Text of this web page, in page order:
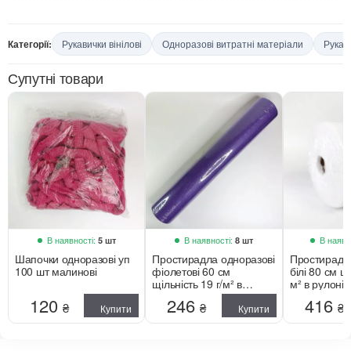
Категорії: Рукавички вінілові Одноразові витратні матеріали
Супутні товари
В наявності: 5 шт
Шапочки одноразові уп
100 шт малинові
120 ₴ Купити
В наявності: 8 шт
Простирадла одноразові
фіолетові 60 см
щільність 19 г/м² в
246₴ Купити
В
білі 80 см
м² в рулоні
416 ₴